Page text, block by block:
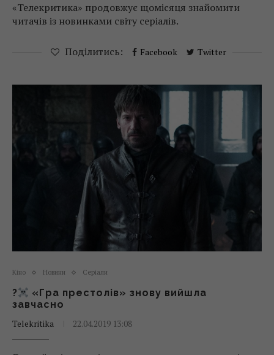
«Телекритика» продовжує щомісяця знайомити
читачів із новинками світу серіалів.
Поділитись: Facebook Twitter
Кіно Новини Серіали
?
«Гра престолів» знову вийшла
завчасно
Telekritika
22.04.2019 13:08